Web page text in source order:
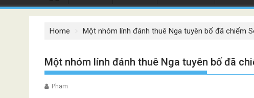
Home Một nhóm lính đánh thuê Nga tuyên bố đã chiếm
Một nhóm lính đánh thuê Nga tuyên bố đã
Pham